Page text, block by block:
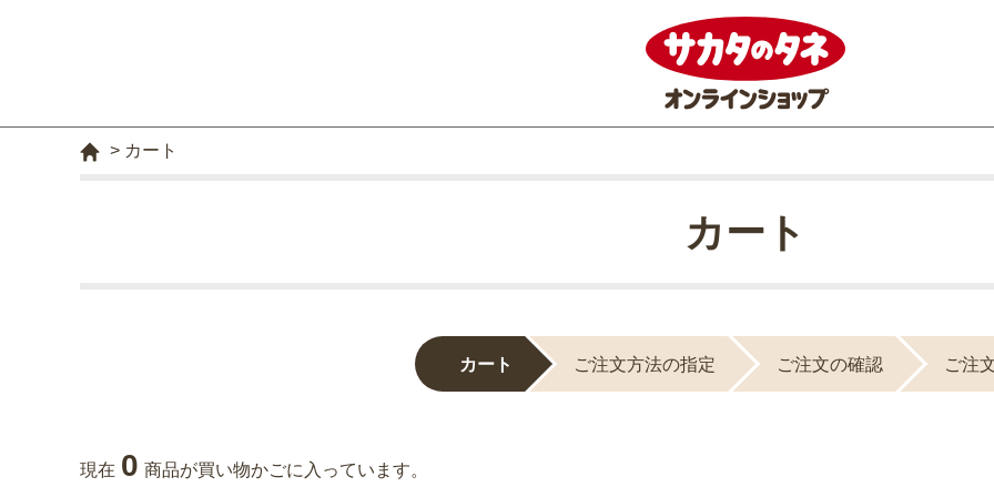
> カート
カート
カート ご注文方法の指定 ご注文の確認 ご注
現在 0 商品が買い物かごに入っています。